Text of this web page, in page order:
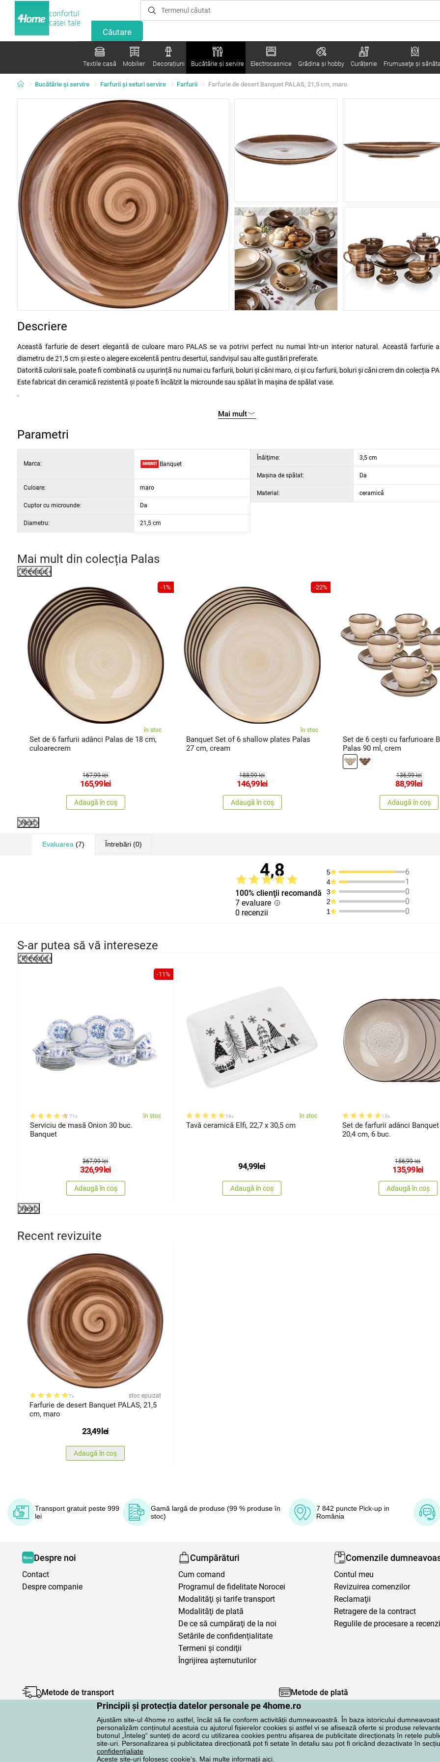
Principii și protecția datelor personale pe 4home.ro
Ajustăm site-ul 4home.ro astfel, încât să fie conform activității dumneavoastră. În baza istoricului
personalizăm conținutul acestuia cu ajutorul fișierelor cookies și astfel vi se afisează oferte si produse
butonul „Înteleg“ sunteți de acord cu utilizarea cookies pentru afișarea de publicitate direcționatș în rețele
site-uri. Personalizarea și publicitatea direcționată pot fi setate în detaliu sau pot fi oricând dezactivate în
confidențialiate
Aceste site-uri folosesc cookie's. Mai multe informaţii aici
confortul
casei tale
Textile casă Mobilier Decorațiuni Bucătărie și servire Electrocasnice Grădina şi hobby Curățenie Frumuseţe şi
Bucătărie și servire Farfurii şi seturi servire Farfurii Farfurie de desert Banquet PALAS, 21,5 cm, maro
Descriere
Această farfurie de desert elegantă de culoare maro PALAS se va potrivi perfect nu numai într-un interior natural. Această farfurie
diametru de 21,5 cm și este o alegere excelentă pentru desertul, sandvișul sau alte gustări preferate.
Datorită culorii sale, poate fi combinată cu ușurință nu numai cu farfurii, boluri și căni maro, ci și cu farfurii, boluri și căni crem din colecția
Este fabricat din ceramică rezistentă și poate fi încălzit la microunde sau spălat în mașina de spălat vase.
.
Mai mult
Parametri
Marca: Banquet
Culoare: maro
Cuptor cu microunde: Da
Diametru: 21,5 cm
Înălţime: 3,5 cm
Maşina de spălat: Da
Material: ceramică
Mai mult din colecția Palas
Previous
-1%
în stoc
Set de 6 farfurii adânci Palas de 18 cm,
culoarecrem
167,99 lei
165,99lei
Adaugă în coș
-22%
în stoc
Banquet Set of 6 shallow plates Palas
27 cm, cream
188,99 lei
146,99lei
Adaugă în coș
Set de 6 cești cu farfurioare
Palas 90 ml, crem
136,99 lei
88,99lei
Adaugă în coș
Next
Evaluarea (7) Întrebări (0)
4,8
100% clienţii recomandă
7 evaluare
0 recenzii
5 6
4 1
3 0
2 0
1 0
S-ar putea să vă intereseze
Previous
-11%
71x în stoc
Serviciu de masă Onion 30 buc.
Banquet
367,99 lei
326,99lei
Adaugă în coș
19x în stoc
Tavă ceramică Elfi, 22,7 x 30,5 cm
94,99lei
Adaugă în coș
13x
Set de farfurii adânci Banquet
20,4 cm, 6 buc.
156,99 lei
135,99lei
Adaugă în coș
Next
Recent revizuite
7x stoc epuizat
Farfurie de desert Banquet PALAS, 21,5
cm, maro
23,49lei
Adaugă în coș
Transport gratuit peste 999
lei
Gamă largă de produse (99 % produse în
stoc)
7 842 puncte Pick-up in
România
Despre noi
Contact
Despre companie
Cumpărături
Cum comand
Programul de fidelitate Norocei
Modalităţi şi tarife transport
Modalităţi de plată
De ce să cumpăraţi de la noi
Setările de confidențialitate
Termeni şi condiţii
Îngrijirea așternuturilor
Comenzile
Contul meu
Revizuirea comenzilor
Reclamaţii
Retragere de la contract
Regulile de procesare a
Metode de transport Metode de plată
Protecţia datelor cu caracter personal